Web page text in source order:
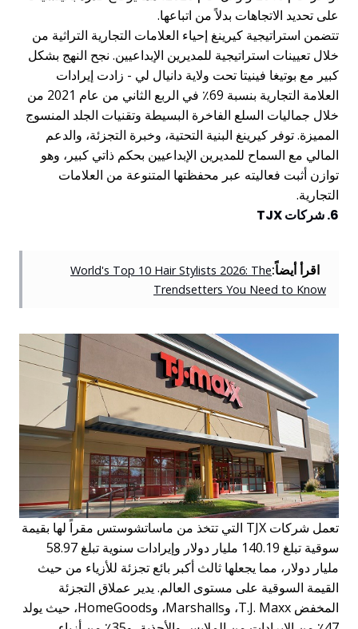
على تحديد الاتجاهات بدلاً من اتباعها.
تتضمن استراتيجية كيرينغ إحياء العلامات التجارية التراثية من
خلال تعيينات استراتيجية للمديرين الإبداعيين. نجح النهج بشكل
كبير مع بوتيغا فينيتا تحت ولاية دانيال لي - زادت إيرادات
العلامة التجارية بنسبة 69٪ في الربع الثاني من عام 2021 من
خلال جماليات السلع الفاخرة البسيطة وتقنيات الجلد المنسوج
المميزة. توفر كيرينغ البنية التحتية، وخبرة التجزئة، والدعم
المالي مع السماح للمديرين الإبداعيين بحكم ذاتي كبير، وهو
توازن أثبت فعاليته عبر محفظتها المتنوعة من العلامات
التجارية.
6. شركات TJX
اقرأ أيضاً:World's Top 10 Hair Stylists 2026: The
Trendsetters You Need to Know
تعمل شركات TJX التي تتخذ من ماساتشوستس مقراً لها بقيمة
سوقية تبلغ 140.19 مليار دولار وإيرادات سنوية تبلغ 58.97
مليار دولار، مما يجعلها ثالث أكبر بائع تجزئة للأزياء من حيث
القيمة السوقية على مستوى العالم. يدير عملاق التجزئة
المخفض T.J. Maxx، وMarshalls، وHomeGoods، حيث يولد